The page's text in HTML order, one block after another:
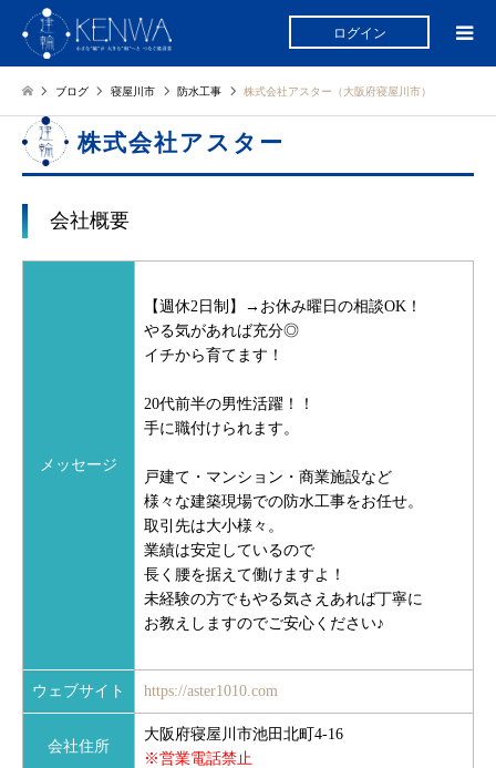
ログイン
ブログ 寝屋川市 防水工事 株式会社アスター（大阪府寝屋川市）
株式会社アスター
会社概要
メッセージ
【週休2日制】→お休み曜日の相談OK！
やる気があれば充分◎
イチから育てます！
20代前半の男性活躍！！
手に職付けられます。
戸建て・マンション・商業施設など
様々な建築現場での防水工事をお任せ。
取引先は大小様々。
業績は安定しているので
長く腰を据えて働けますよ！
未経験の方でもやる気さえあれば丁寧に
お教えしますのでご安心ください♪
ウェブサイト https://aster1010.com
会社住所
大阪府寝屋川市池田北町4-16
※営業電話禁止